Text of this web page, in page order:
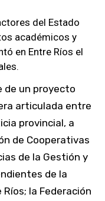
del Estado
académicos y
en Entre Ríos el
de un proyecto
articulada entre
provincial, a
de Cooperativas
de la Gestión y
de la
la Federación